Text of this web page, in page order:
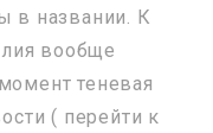
в названии. К
вообще
теневая
( перейти к